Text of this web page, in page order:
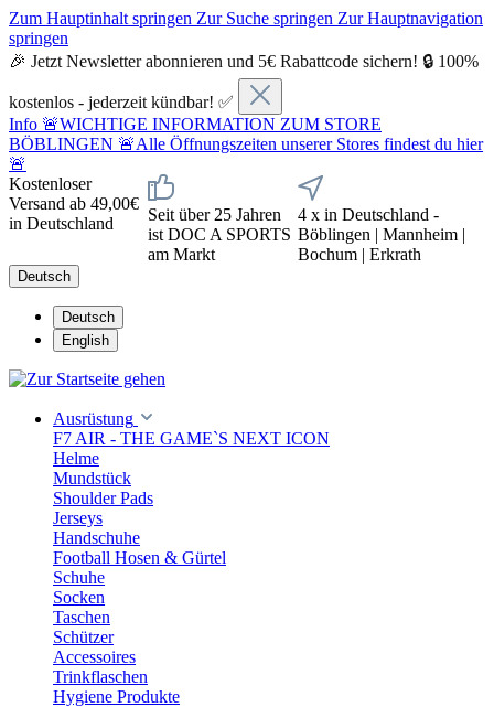
Zum Hauptinhalt springen Zur Suche springen Zur Hauptnavigation
springen
🎉 Jetzt Newsletter abonnieren und 5€ Rabattcode sichern! 🔒 100%
kostenlos - jederzeit kündbar! ✅
Info 🚨WICHTIGE INFORMATION ZUM STORE
BÖBLINGEN 🚨Alle Öffnungszeiten unserer Stores findest du hier
🚨
Kostenloser
Versand ab 49,00€
in Deutschland
Seit über 25 Jahren
ist DOC A SPORTS
am Markt
4 x in Deutschland -
Böblingen | Mannheim |
Bochum | Erkrath
Deutsch
Deutsch
English
Ausrüstung
F7 AIR - THE GAME`S NEXT ICON
Helme
Mundstück
Shoulder Pads
Jerseys
Handschuhe
Football Hosen & Gürtel
Schuhe
Socken
Taschen
Schützer
Accessoires
Trinkflaschen
Hygiene Produkte